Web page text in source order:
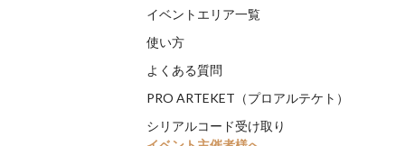
イベントエリア一覧
使い方
よくある質問
PRO ARTEKET（プロアルテケト）
シリアルコード受け取り